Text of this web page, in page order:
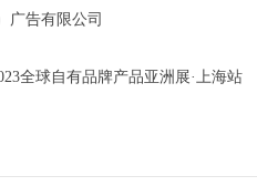
广告有限公司
全球自有品牌产品亚洲展·上海站